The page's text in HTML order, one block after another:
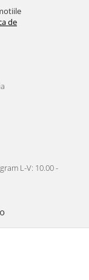
de
L-V: 10.00 -